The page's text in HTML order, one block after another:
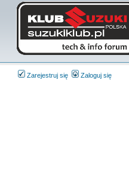
Zarejestruj się Zaloguj się